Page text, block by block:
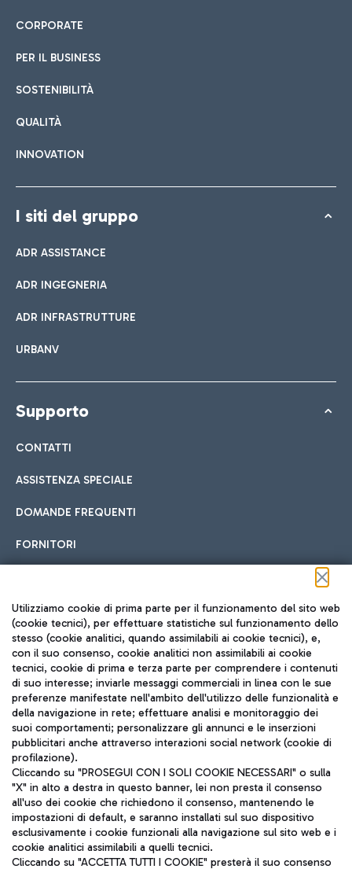
CORPORATE
PER IL BUSINESS
SOSTENIBILITÀ
QUALITÀ
INNOVATION
I siti del gruppo
ADR ASSISTANCE
ADR INGEGNERIA
ADR INFRASTRUTTURE
URBANV
Supporto
CONTATTI
ASSISTENZA SPECIALE
DOMANDE FREQUENTI
FORNITORI
Seguici sui social
TRAVEL JOURNAL
ITA
Aeroporti di Roma S.p.A. - Società soggetta a direzione e
coordinamento di Mundys S.p.A.
Utilizziamo cookie di prima parte per il funzionamento del sito web
(cookie tecnici), per effettuare statistiche sul funzionamento dello
stesso (cookie analitici, quando assimilabili ai cookie tecnici), e,
con il suo consenso, cookie analitici non assimilabili ai cookie
tecnici, cookie di prima e terza parte per comprendere i contenuti
di suo interesse; inviarle messaggi commerciali in linea con le sue
preferenze manifestate nell'ambito dell'utilizzo delle funzionalità e
della navigazione in rete; effettuare analisi e monitoraggio dei
suoi comportamenti; personalizzare gli annunci e le inserzioni
pubblicitari anche attraverso interazioni social network (cookie di
profilazione).
Cliccando su "PROSEGUI CON I SOLI COOKIE NECESSARI" o sulla
"X" in alto a destra in questo banner, lei non presta il consenso
all'uso dei cookie che richiedono il consenso, mantenendo le
impostazioni di default, e saranno installati sul suo dispositivo
esclusivamente i cookie funzionali alla navigazione sul sito web e i
cookie analitici assimilabili a quelli tecnici.
Cliccando su "ACCETTA TUTTI I COOKIE" presterà il suo consenso